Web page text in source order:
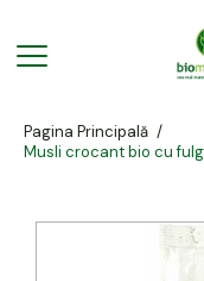
Pagina Principală /
Musli crocant bio cu